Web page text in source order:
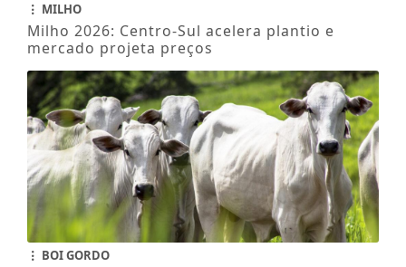
MILHO
Milho 2026: Centro-Sul acelera plantio e
mercado projeta preços
BOI GORDO